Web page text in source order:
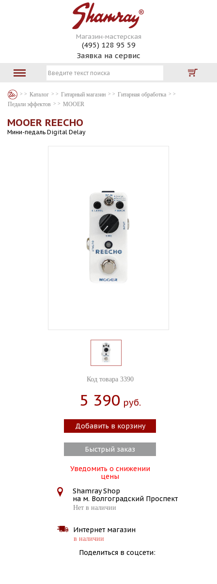
Магазин-мастерская
(495) 128 95 59
Заявка на сервис
Каталог Гитарный магазин
Гитарная обработка
Педали эффектов
MOOER
MOOER REECHO
Мини-педаль Digital Delay
Код товара 3390
5 390 Руб.
Добавить в корзину
Быстрый заказ
Уведомить о снижении
цены
Shamray Shop
на м. Волгоградский Проспект
Нет в наличии
Интернет магазин
в наличии
Поделиться в соцсети: